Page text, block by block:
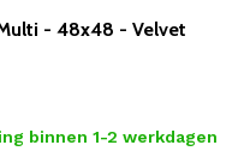
- 48x48 - Velvet
binnen 1-2 werkdagen